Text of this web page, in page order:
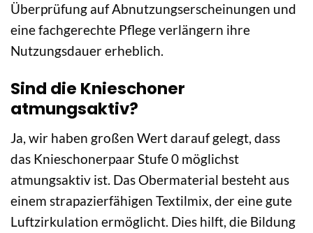
Überprüfung auf Abnutzungserscheinungen und
eine fachgerechte Pflege verlängern ihre
Nutzungsdauer erheblich.
Sind die Knieschoner
atmungsaktiv?
Ja, wir haben großen Wert darauf gelegt, dass
das Knieschonerpaar Stufe 0 möglichst
atmungsaktiv ist. Das Obermaterial besteht aus
einem strapazierfähigen Textilmix, der eine gute
Luftzirkulation ermöglicht. Dies hilft, die Bildung